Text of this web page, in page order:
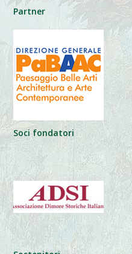
Partner
Soci fondatori